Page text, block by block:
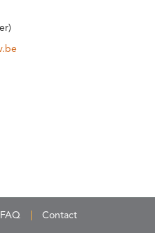
FAQ Contact